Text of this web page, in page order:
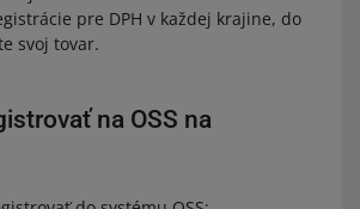
pre DPH v každej krajine, do
svoj tovar.
na OSS na